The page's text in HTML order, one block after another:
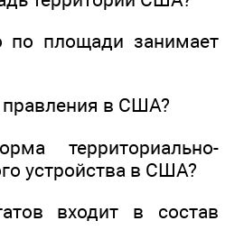
по площади занимает
в США?
территориально-
устройства в США?
входит в состав